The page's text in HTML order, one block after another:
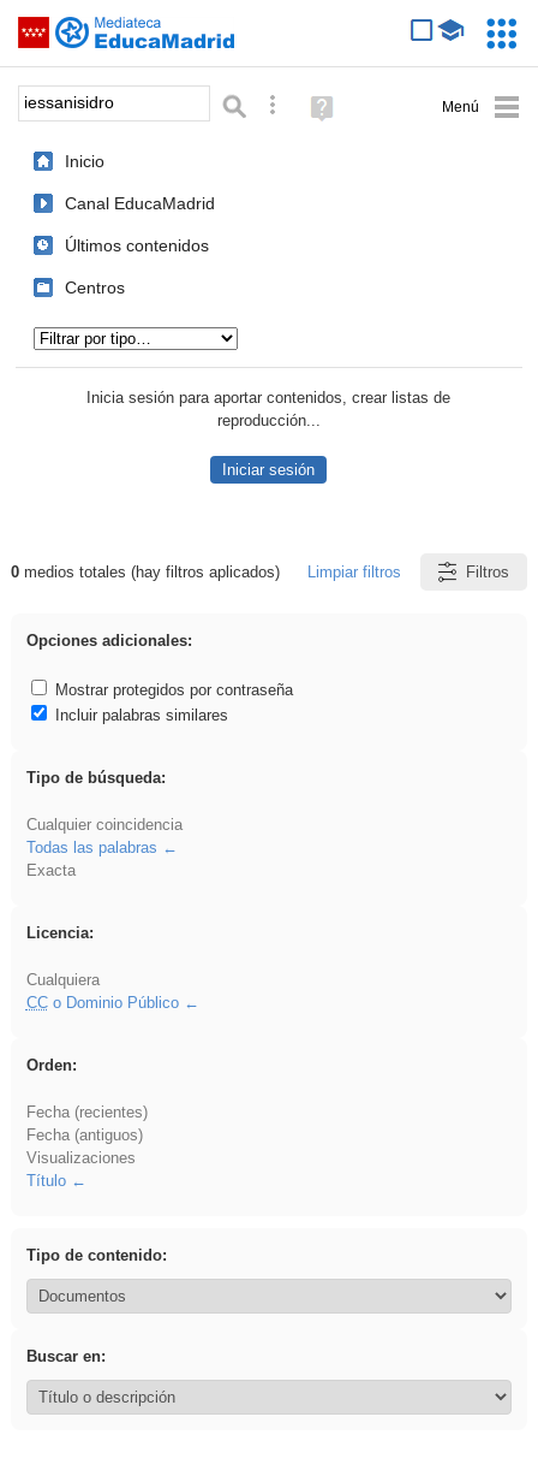
Saltar navegación
Palabra o frase: Búsqueda avanzada
Ayuda
(en
Inicio
Canal EducaMadrid
Últimos contenidos
Centros
Inicia sesión para aportar contenidos, crear listas de
reproducción...
Iniciar sesión
Resultados de: iessanisidro
0medios totales (hay filtros aplicados) Limpiar filtros Filtros
Opciones adicionales:
Mostrar protegidos por contraseña
Incluir palabras similares
Tipo de búsqueda:
Cualquier coincidencia
Todas las palabras
Exacta
Licencia:
Cualquiera
CCo Dominio Público
Orden:
Fecha (recientes)
Fecha (antiguos)
Visualizaciones
Título
Tipo de contenido:
Buscar en: